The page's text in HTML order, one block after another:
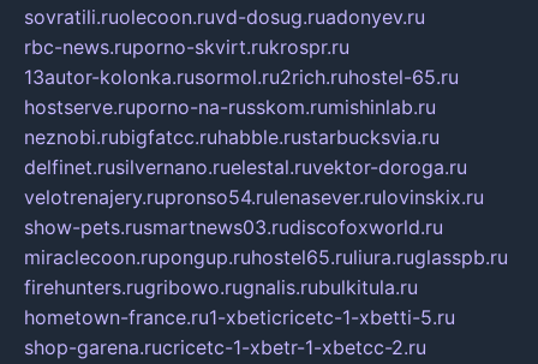
sovratili.ruolecoon.ruvd-dosug.ruadonyev.ru
rbc-news.ruporno-skvirt.rukrospr.ru
13autor-kolonka.rusormol.ru2rich.ruhostel-65.ru
hostserve.ruporno-na-russkom.rumishinlab.ru
neznobi.rubigfatcc.ruhabble.rustarbucksvia.ru
delfinet.rusilvernano.ruelestal.ruvektor-doroga.ru
velotrenajery.rupronso54.rulenasever.rulovinskix.ru
show-pets.rusmartnews03.rudiscofoxworld.ru
miraclecoon.rupongup.ruhostel65.ruliura.ruglasspb.ru
firehunters.rugribowo.rugnalis.rubulkitula.ru
hometown-france.ru1-xbeticricetc-1-xbetti-5.ru
shop-garena.rucricetc-1-xbetr-1-xbetcc-2.ru